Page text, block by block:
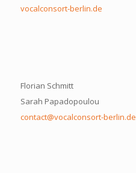
vocalconsort-berlin.de
Florian Schmitt
Sarah Papadopoulou
contact@vocalconsort-berlin.de